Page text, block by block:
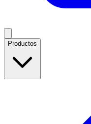
Productos